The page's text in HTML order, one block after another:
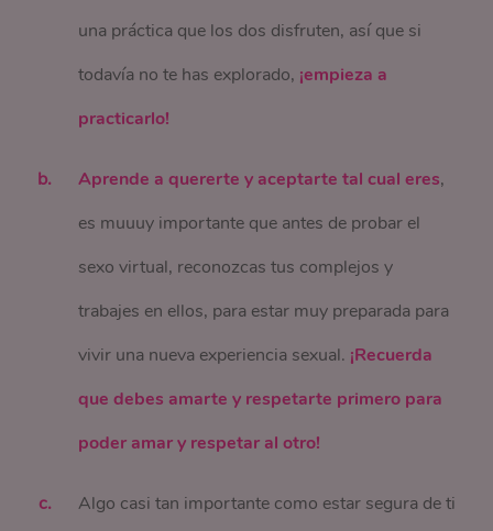
una práctica que los dos disfruten, así que si
todavía no te has explorado, ¡empieza a
practicarlo!
Aprende a quererte y aceptarte tal cual eres,
es muuuy importante que antes de probar el
sexo virtual, reconozcas tus complejos y
trabajes en ellos, para estar muy preparada para
vivir una nueva experiencia sexual. ¡Recuerda
que debes amarte y respetarte primero para
poder amar y respetar al otro!
Algo casi tan importante como estar segura de ti